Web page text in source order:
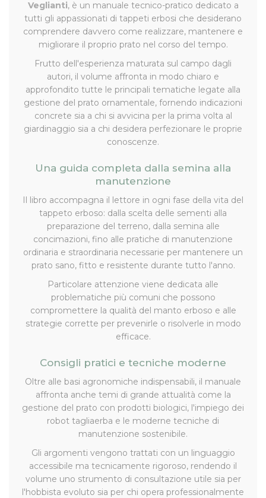
Veglianti, è un manuale tecnico-pratico dedicato a
tutti gli appassionati di tappeti erbosi che desiderano
comprendere davvero come realizzare, mantenere e
migliorare il proprio prato nel corso del tempo.
Frutto dell'esperienza maturata sul campo dagli
autori, il volume affronta in modo chiaro e
approfondito tutte le principali tematiche legate alla
gestione del prato ornamentale, fornendo indicazioni
concrete sia a chi si avvicina per la prima volta al
giardinaggio sia a chi desidera perfezionare le proprie
conoscenze.
Una guida completa dalla semina alla
manutenzione
Il libro accompagna il lettore in ogni fase della vita del
tappeto erboso: dalla scelta delle sementi alla
preparazione del terreno, dalla semina alle
concimazioni, fino alle pratiche di manutenzione
ordinaria e straordinaria necessarie per mantenere un
prato sano, fitto e resistente durante tutto l'anno.
Particolare attenzione viene dedicata alle
problematiche più comuni che possono
compromettere la qualità del manto erboso e alle
strategie corrette per prevenirle o risolverle in modo
efficace.
Consigli pratici e tecniche moderne
Oltre alle basi agronomiche indispensabili, il manuale
affronta anche temi di grande attualità come la
gestione del prato con prodotti biologici, l'impiego dei
robot tagliaerba e le moderne tecniche di
manutenzione sostenibile.
Gli argomenti vengono trattati con un linguaggio
accessibile ma tecnicamente rigoroso, rendendo il
volume uno strumento di consultazione utile sia per
l'hobbista evoluto sia per chi opera professionalmente